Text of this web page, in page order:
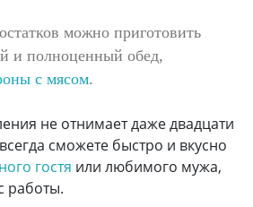
можно приготовить
и полноценный обед,
с мясом.
не отнимает даже двадцати
сможете быстро и вкусно
гостя или любимого мужа,
работы.